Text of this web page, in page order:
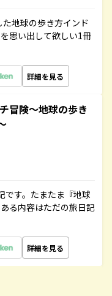
地球の歩き方インド
思い出して欲しい1冊
詳細を見る
冒険～地球の歩き
です。たまたま『地球
る内容はただの旅日記
詳細を見る